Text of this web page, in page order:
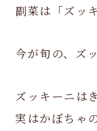
副菜は「ズッ
今が旬の、ズ
ズッキーニは
実はかぼちゃ